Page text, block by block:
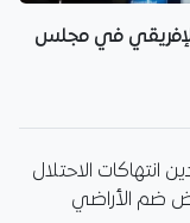
الإفريقي في مجلس
انتهاكات الاحتلال
ضم الأراضي